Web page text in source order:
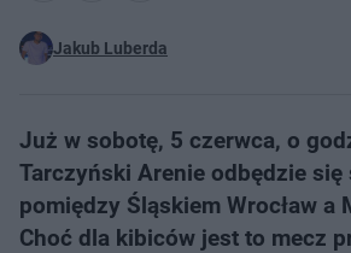
Jakub Luberda
Już w sobotę, 5 czerwca, o
Tarczyński Arenie odbędzie się
pomiędzy Śląskiem Wrocław a
Choć dla kibiców jest to mecz